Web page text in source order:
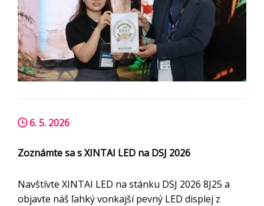
6. 5. 2026
Zoznámte sa s XINTAI LED na DSJ 2026
Navštívte XINTAI LED na stánku DSJ 2026 8J25 a
objavte náš ľahký vonkajší pevný LED displej z